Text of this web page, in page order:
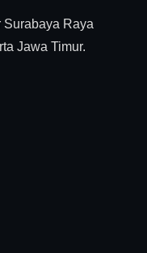
Surabaya Raya
Jawa Timur.